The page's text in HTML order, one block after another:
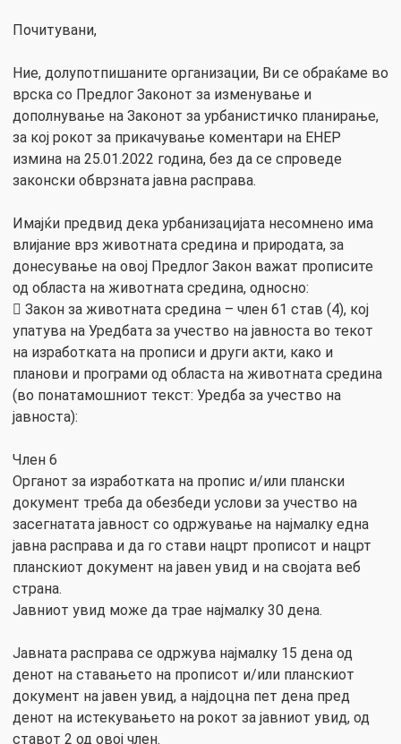
Почитувани,
Ние, долупотпишаните организации, Ви се обраќаме во
врска со Предлог Законот за изменување и
дополнување на Законот за урбанистичко планирање,
за кој рокот за прикачување коментари на ЕНЕР
измина на 25.01.2022 година, без да се спроведе
законски обврзната јавна расправа.
Имајќи предвид дека урбанизацијата несомнено има
влијание врз животната средина и природата, за
донесување на овој Предлог Закон важат прописите
од областа на животната средина, односно:
 Закон за животната средина – член 61 став (4), кој
упатува на Уредбата за учество на јавноста во текот
на изработката на прописи и други акти, како и
планови и програми од областа на животната средина
(во понатамошниот текст: Уредба за учество на
јавноста):
Член 6
Органот за изработката на пропис и/или плански
документ треба да обезбеди услови за учество на
засегнатата јавност со одржување на најмалку една
јавна расправа и да го стави нацрт прописот и нацрт
планскиот документ на јавен увид и на својата веб
страна.
Јавниот увид може да трае најмалку 30 дена.
Јавната расправа се одржува најмалку 15 дена од
денот на ставањето на прописот и/или планскиот
документ на јавен увид, а најдоцна пет дена пред
денот на истекувањето на рокот за јавниот увид, од
ставот 2 од овој член.